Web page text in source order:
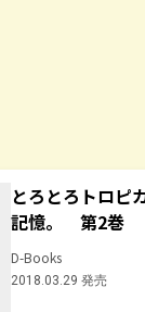
とろとろトロピ
記憶。 第2巻
D-Books
2018.03.29 発売